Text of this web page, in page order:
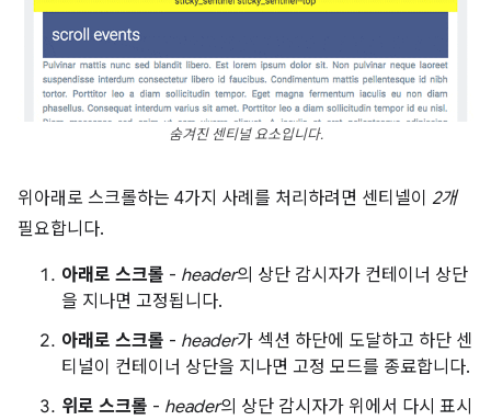
숨겨진 센티널 요소입니다.
위아래로 스크롤하는 4가지 사례를 처리하려면 센티넬이 2개
필요합니다.
아래로 스크롤 - header의 상단 감시자가 컨테이너 상단
을 지나면 고정됩니다.
아래로 스크롤 - header가 섹션 하단에 도달하고 하단 센
티널이 컨테이너 상단을 지나면 고정 모드를 종료합니다.
위로 스크롤 - header의 상단 감시자가 위에서 다시 표시